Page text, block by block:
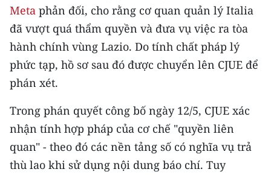
TRI THỨC CHUYÊN SÂU
54 DÂN TỘC VIỆT NAM
CHƯƠNG TRÌNH OCOP - MỖI XÃ
MỘT SẢN PHẨM
RADIO
MEDIA CENTER
Meta phản đối, cho rằng cơ quan quản lý Italia
đã vượt quá thẩm quyền và đưa vụ việc ra tòa
hành chính vùng Lazio. Do tính chất pháp lý
phức tạp, hồ sơ sau đó được chuyển lên CJUE để
phán xét.
Trong phán quyết công bố ngày 12/5, CJUE xác
nhận tính hợp pháp của cơ chế "quyền liên
quan" - theo đó các nền tảng số có nghĩa vụ trả
thù lao khi sử dụng nội dung báo chí. Tuy